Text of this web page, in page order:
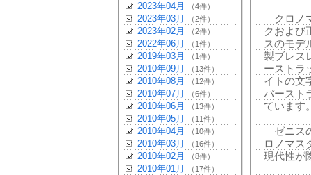
クロノ
クおよび
スのモデ
製ブレス
ーストラ
イトの文
バースト
ています
ゼニス
ロノマス
現代性が
2023年04月 （4件）
2023年03月 （2件）
2023年02月 （2件）
2022年06月 （1件）
2019年03月 （1件）
2010年09月 （13件）
2010年08月 （12件）
2010年07月 （6件）
2010年06月 （13件）
2010年05月 （11件）
2010年04月 （10件）
2010年03月 （16件）
2010年02月 （8件）
2010年01月 （17件）